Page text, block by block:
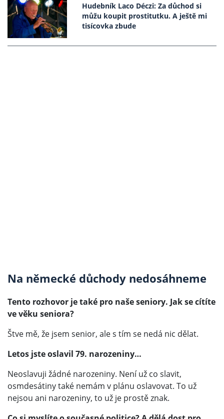
Hudebník Laco Déczi: Za důchod si
můžu koupit prostitutku. A ještě mi
tisícovka zbude
Na německé důchody nedosáhneme
Tento rozhovor je také pro naše seniory. Jak se cítíte
ve věku seniora?
Štve mě, že jsem senior, ale s tím se nedá nic dělat.
Letos jste oslavil 79. narozeniny…
Neoslavuji žádné narozeniny. Není už co slavit,
osmdesátiny také nemám v plánu oslavovat. To už
nejsou ani narozeniny, to už je prostě znak.